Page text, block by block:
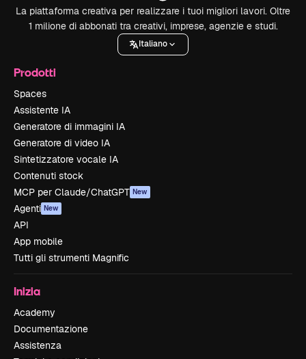
La piattaforma creativa per realizzare i tuoi migliori lavori. Oltre
1 milione di abbonati tra creativi, imprese, agenzie e studi.
Italiano
Prodotti
Spaces
Assistente IA
Generatore di immagini IA
Generatore di video IA
Sintetizzatore vocale IA
Contenuti stock
MCP per Claude/ChatGPT New
Agenti New
API
App mobile
Tutti gli strumenti Magnific
Inizia
Academy
Documentazione
Assistenza